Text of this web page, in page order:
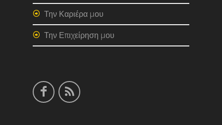
Την Καριέρα μου
Την Επιχείρηση μου